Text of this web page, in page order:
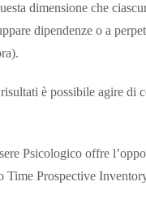
dimensione che
dipendenze o a
è possibile agire di
Psicologico offre
Time Prospective